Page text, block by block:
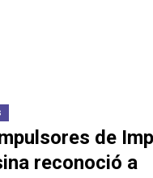
de
reconoció a